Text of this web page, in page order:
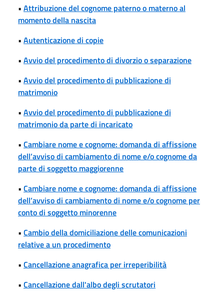
• Attribuzione del cognome paterno o materno al
momento della nascita
• Autenticazione di copie
• Avvio del procedimento di divorzio o separazione
• Avvio del procedimento di pubblicazione di
matrimonio
• Avvio del procedimento di pubblicazione di
matrimonio da parte di incaricato
• Cambiare nome e cognome: domanda di affissione
dell’avviso di cambiamento di nome e/o cognome da
parte di soggetto maggiorenne
• Cambiare nome e cognome: domanda di affissione
dell’avviso di cambiamento di nome e/o cognome per
conto di soggetto minorenne
• Cambio della domiciliazione delle comunicazioni
relative a un procedimento
• Cancellazione anagrafica per irreperibilità
• Cancellazione dall'albo degli scrutatori